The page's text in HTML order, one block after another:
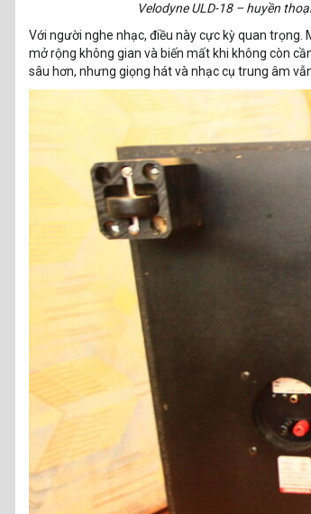
Velodyne ULD-18 – huyền
Với người nghe nhạc, điều này cực kỳ quan trọng.
mở rộng không gian và biến mất khi không còn
sâu hơn, nhưng giọng hát và nhạc cụ trung âm